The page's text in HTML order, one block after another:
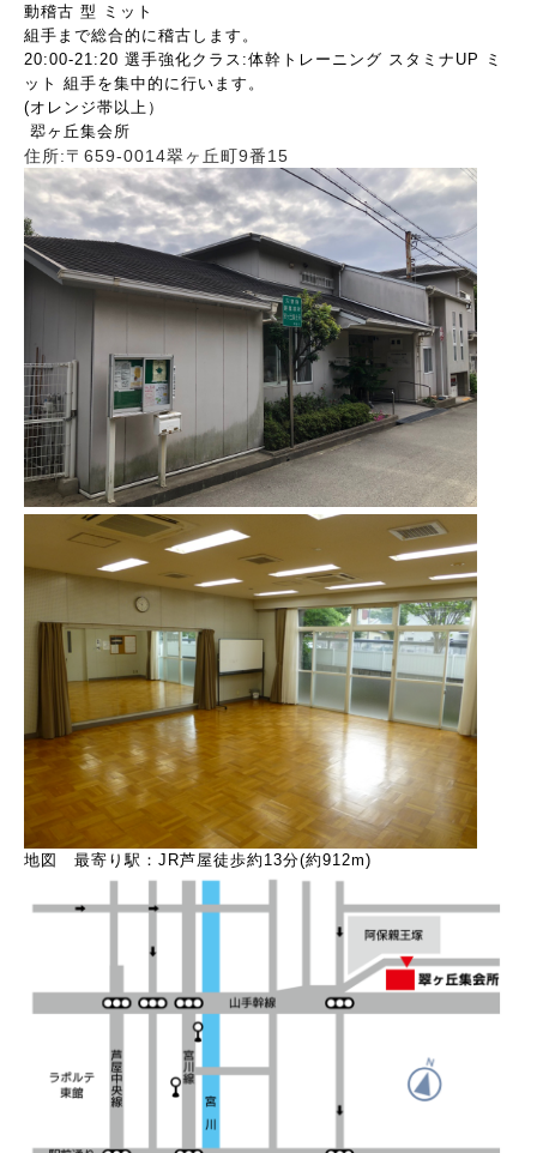
動稽古 型 ミット
組手まで総合的に稽古します。
20:00-21:20 選手強化クラス:体幹トレーニング スタミナUP ミ
ット 組手を集中的に行います。
(オレンジ帯以上）
翆ヶ丘集会所
住所:〒659-0014翠ヶ丘町9番15
地図 最寄り駅：JR芦屋徒歩約13分(約912m)